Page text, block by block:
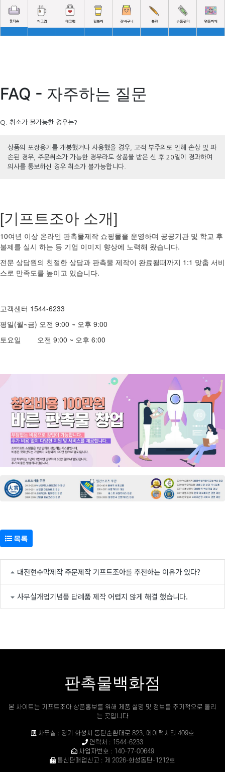
FAQ - 자주하는 질문
Q. 취소가 불가능한 경우는?
상품의 포장용기를 개봉했거나 사용했을 경우, 고객 부주의로 인해 손상 및 파
손된 경우, 주문취소가 가능한 경우라도 상품을 받은 신 후 20일이 경과하여
의사를 통보하신 경우 취소가 불가능합니다.
[기프트조아 소개]
10여년 이상 온라인 판촉물제작 쇼핑몰을 운영하며 공공기관 및 학교 후
불제를 실시 하는 등 기업 이미지 향상에 노력해 왔습니다.
전문 상담원의 친절한 상담과 판촉물 제작이 완료될때까지 1:1 맞춤 서비
스로 만족도를 높이고 있습니다.
고객센터 1544-6233
평일(월~금) 오전 9:00 ~ 오후 9:00
토요일 오전 9:00 ~ 오후 6:00
목록
대전현수막제작 주문제작 기프트조아를 추천하는 이유가 있다?
사무실개업기념품 답례품 제작 어렵지 않게 해결 했습니다.
판촉물백화점
본 사이트는 기프트조아 상품홍보를 위해 제품 설명 및 정보를 주기적으로 올리
는 곳입니다
사무실 : 경기 화성시 동탄순환대로 823, 에이팩시티 409호
연락처 : 1544-6233
사업자번호 : 140-77-00649
통신판매업신고 : 제 2026-화성동탄-1212호